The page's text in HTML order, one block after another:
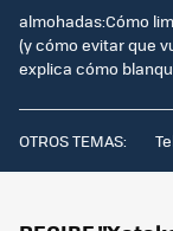
almohadas:Cómo
(y cómo evitar que
explica cómo
OTROS TEMAS: